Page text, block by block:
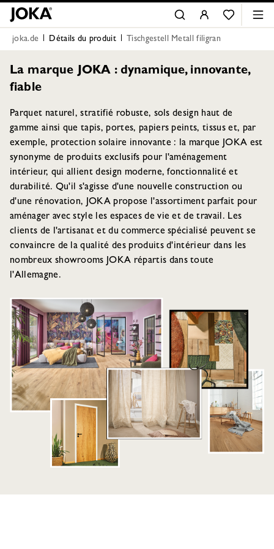
joka.de Détails du produit Tischgestell Metall filigran
La marque JOKA : dynamique, innovante,
fiable
Parquet naturel, stratifié robuste, sols design haut de
gamme ainsi que tapis, portes, papiers peints, tissus et, par
exemple, protection solaire innovante : la marque JOKA est
synonyme de produits exclusifs pour l'aménagement
intérieur, qui allient design moderne, fonctionnalité et
durabilité. Qu'il s'agisse d'une nouvelle construction ou
d'une rénovation, JOKA propose l'assortiment parfait pour
aménager avec style les espaces de vie et de travail. Les
clients de l'artisanat et du commerce spécialisé peuvent se
convaincre de la qualité des produits d'intérieur dans les
nombreux showrooms JOKA répartis dans toute
l'Allemagne.